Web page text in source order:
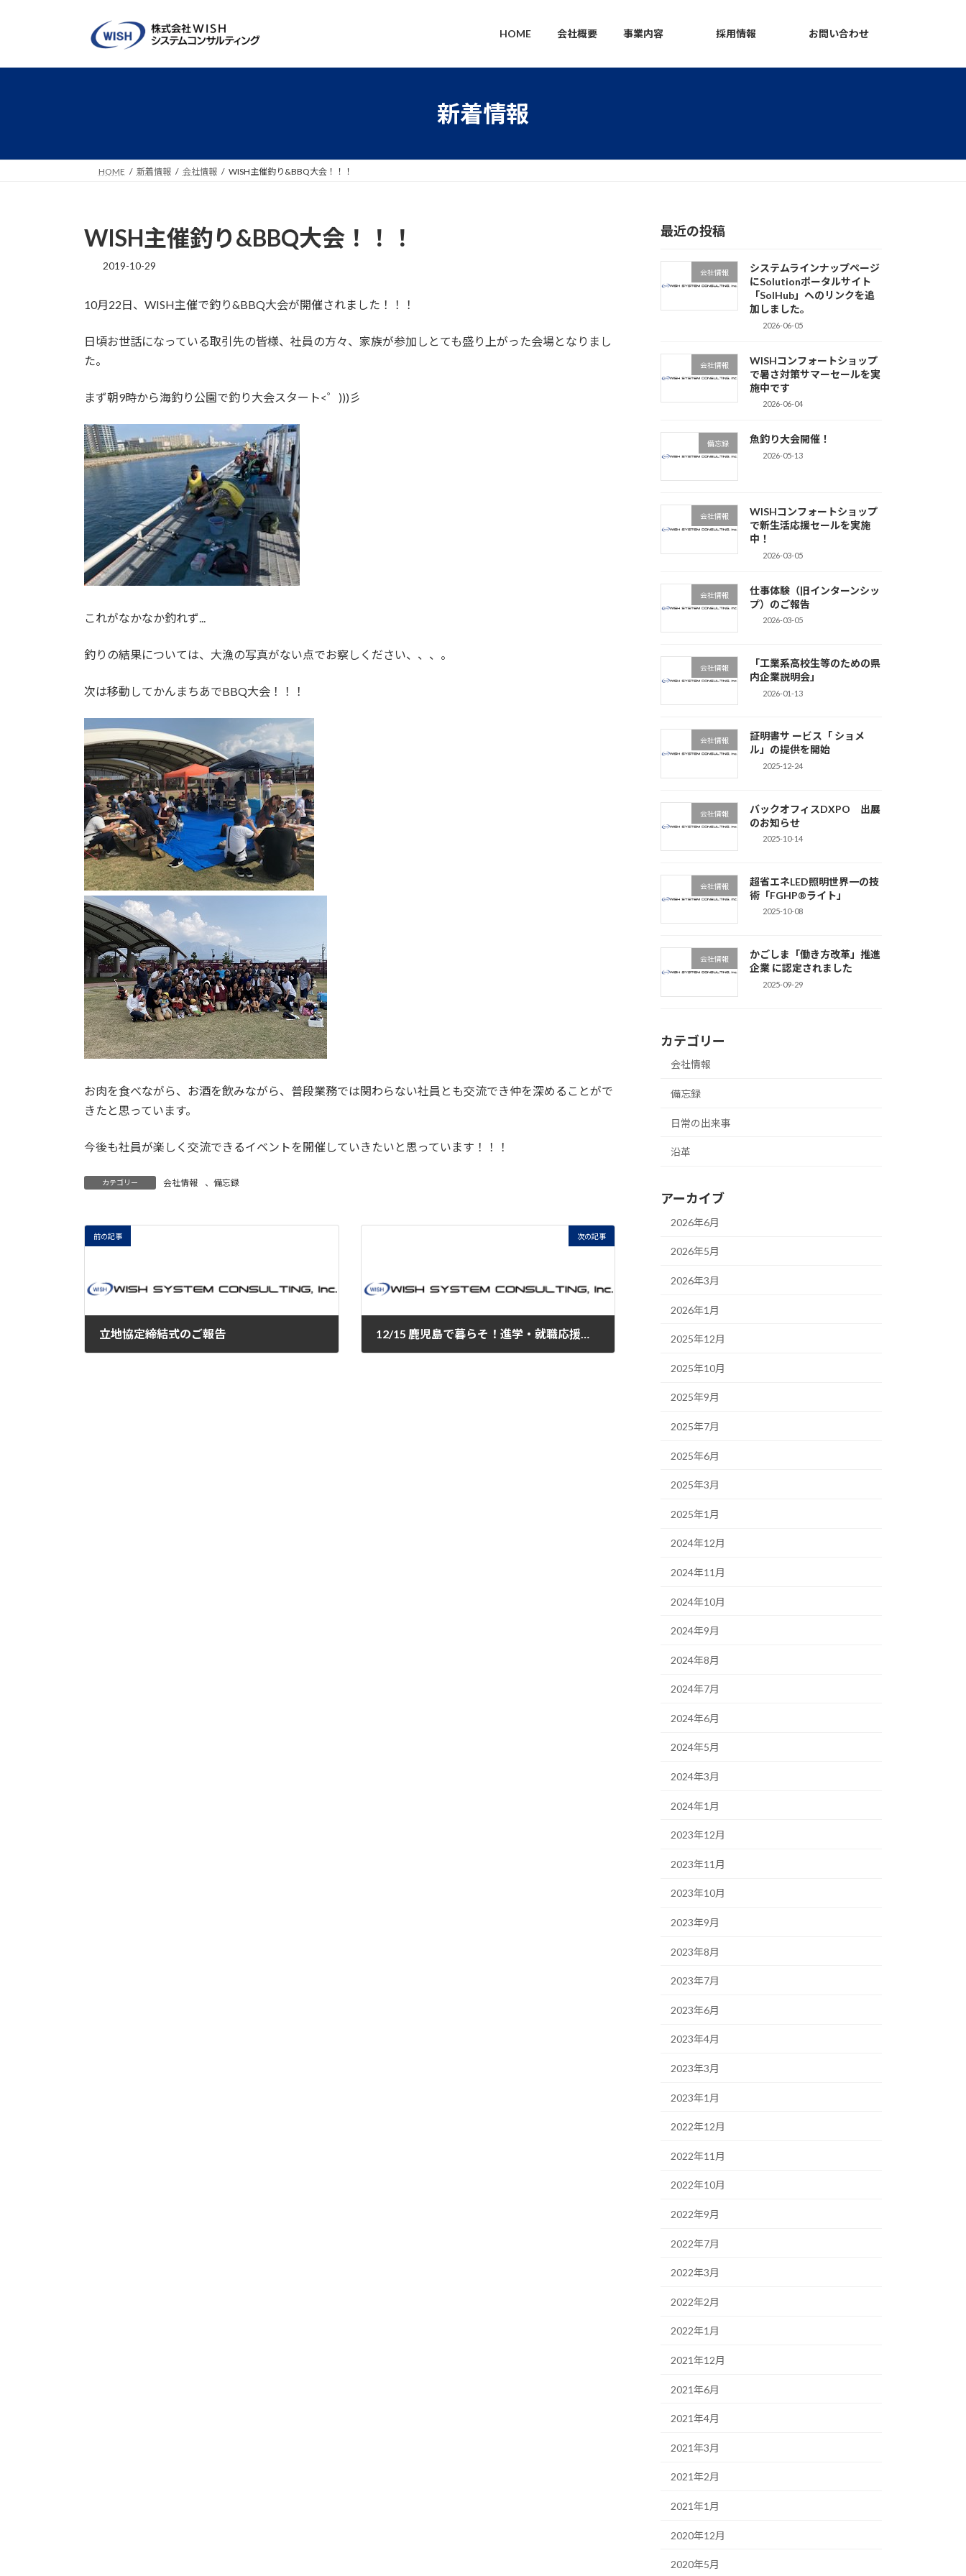
HOME 会社概要 事業内容 採用情報 お問い合わせ
新着情報
HOME 新着情報 会社情報 WISH主催釣り&BBQ大会！！！
WISH主催釣り&BBQ大会！！！
2019-10-29
10月22日、WISH主催で釣り&BBQ大会が開催されました！！！
日頃お世話になっている取引先の皆様、社員の方々、家族が参加しとても盛り上がった会場となりまし
た。
まず朝9時から海釣り公園で釣り大会スタート<゜)))彡
これがなかなか釣れず...
釣りの結果については、大漁の写真がない点でお察しください、、、。
次は移動してかんまちあでBBQ大会！！！
お肉を食べながら、お酒を飲みながら、普段業務では関わらない社員とも交流でき仲を深めることがで
きたと思っています。
今後も社員が楽しく交流できるイベントを開催していきたいと思っています！！！
カテゴリー 会社情報 、 備忘録
前の記事
立地協定締結式のご報告
次の記事
最近の投稿
会社情報
システムラインナップページ
にSolutionポータルサイト
「SolHub」へのリンクを追
加しました。
2026-06-05
会社情報
WISHコンフォートショップ
で暑さ対策サマーセールを実
施中です
2026-06-04
備忘録 魚釣り大会開催！
2026-05-13
会社情報
WISHコンフォートショップ
で新生活応援セールを実施
中！
2026-03-05
会社情報
仕事体験（旧インターンシッ
プ）のご報告
2026-03-05
会社情報
「工業系高校生等のための県
内企業説明会」
2026-01-13
会社情報
証明書サ ービス「 ショメ
ル」の提供を開始
2025-12-24
会社情報
バックオフィスDXPO 出展
のお知らせ
2025-10-14
会社情報
超省エネLED照明世界一の技
術「FGHP®ライト」
2025-10-08
会社情報
かごしま「働き方改革」推進
企業 に認定されました
2025-09-29
カテゴリー
会社情報
備忘録
日常の出来事
沿革
アーカイブ
2026年6月
2026年5月
2026年3月
2026年1月
2025年12月
2025年10月
2025年9月
2025年7月
2025年6月
2025年3月
2025年1月
2024年12月
2024年11月
2024年10月
2024年9月
2024年8月
2024年7月
2024年6月
2024年5月
2024年3月
2024年1月
2023年12月
2023年11月
2023年10月
2023年9月
2023年8月
2023年7月
2023年6月
2023年4月
2023年3月
2023年1月
2022年12月
2022年11月
2022年10月
2022年9月
2022年7月
2022年3月
2022年2月
2022年1月
2021年12月
2021年6月
2021年4月
2021年3月
2021年2月
2021年1月
2020年12月
2020年5月